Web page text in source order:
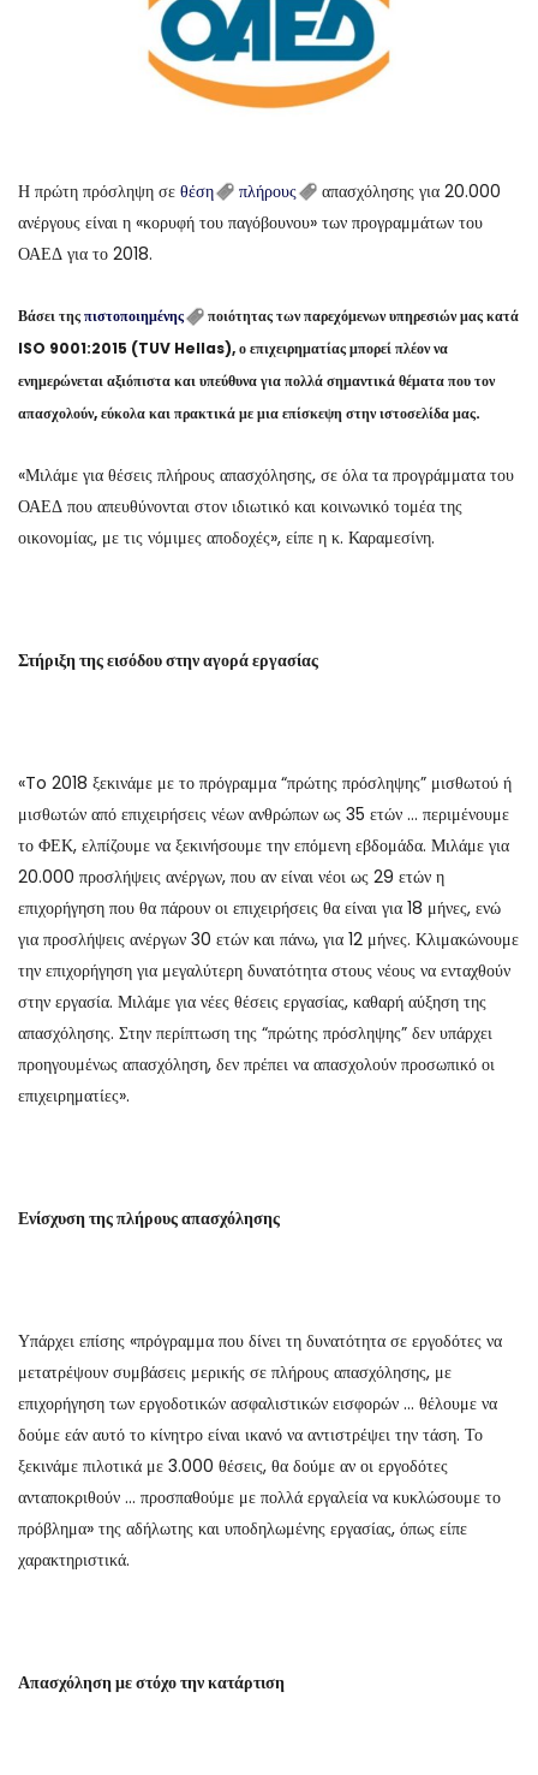
Η πρώτη πρόσληψη σε θέση πλήρους
απασχόλησης για 20.000
ανέργους είναι η «κορυφή του παγόβουνου» των προγραμμάτων του
ΟΑΕΔ για το 2018.
Βάσει τηςπιστοποιημένης
ποιότητας των παρεχόμενων υπηρεσιών μας κατά
ISO 9001:2015 (TUV Hellas), ο επιχειρηματίας μπορεί πλέον να
ενημερώνεται αξιόπιστα και υπεύθυνα για πολλά σημαντικά θέματα που τον
απασχολούν, εύκολα και πρακτικά με μια επίσκεψη στην ιστοσελίδα μας.
«Μιλάμε για θέσεις πλήρους απασχόλησης, σε όλα τα προγράμματα του
ΟΑΕΔ που απευθύνονται στον ιδιωτικό και κοινωνικό τομέα της
οικονομίας, με τις νόμιμες αποδοχές», είπε η κ. Καραμεσίνη.
Στήριξη της εισόδου στην αγορά εργασίας
«To 2018 ξεκινάμε με το πρόγραμμα “πρώτης πρόσληψης” μισθωτού ή
μισθωτών από επιχειρήσεις νέων ανθρώπων ως 35 ετών … περιμένουμε
το ΦΕΚ, ελπίζουμε να ξεκινήσουμε την επόμενη εβδομάδα. Μιλάμε για
20.000 προσλήψεις ανέργων, που αν είναι νέοι ως 29 ετών η
επιχορήγηση που θα πάρουν οι επιχειρήσεις θα είναι για 18 μήνες, ενώ
για προσλήψεις ανέργων 30 ετών και πάνω, για 12 μήνες. Κλιμακώνουμε
την επιχορήγηση για μεγαλύτερη δυνατότητα στους νέους να ενταχθούν
στην εργασία. Μιλάμε για νέες θέσεις εργασίας, καθαρή αύξηση της
απασχόλησης. Στην περίπτωση της “πρώτης πρόσληψης” δεν υπάρχει
προηγουμένως απασχόληση, δεν πρέπει να απασχολούν προσωπικό οι
επιχειρηματίες».
Ενίσχυση της πλήρους απασχόλησης
Υπάρχει επίσης «πρόγραμμα που δίνει τη δυνατότητα σε εργοδότες να
μετατρέψουν συμβάσεις μερικής σε πλήρους απασχόλησης, με
επιχορήγηση των εργοδοτικών ασφαλιστικών εισφορών … θέλουμε να
δούμε εάν αυτό το κίνητρο είναι ικανό να αντιστρέψει την τάση. Το
ξεκινάμε πιλοτικά με 3.000 θέσεις, θα δούμε αν οι εργοδότες
ανταποκριθούν … προσπαθούμε με πολλά εργαλεία να κυκλώσουμε το
πρόβλημα» της αδήλωτης και υποδηλωμένης εργασίας, όπως είπε
χαρακτηριστικά.
Απασχόληση με στόχο την κατάρτιση